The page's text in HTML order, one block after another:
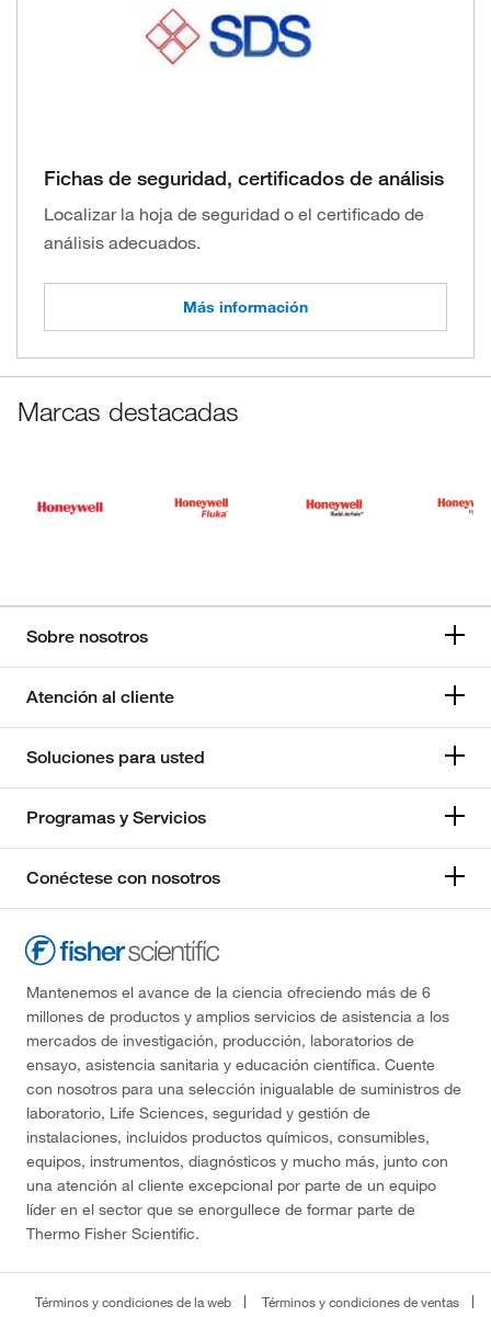
Fichas de seguridad, certificados de análisis
Localizar la hoja de seguridad o el certificado de
análisis adecuados.
Más información
Marcas destacadas
Sobre nosotros
Atención al cliente
Soluciones para usted
Programas y Servicios
Conéctese con nosotros
Mantenemos el avance de la ciencia ofreciendo más de 6
millones de productos y amplios servicios de asistencia a los
mercados de investigación, producción, laboratorios de
ensayo, asistencia sanitaria y educación científica. Cuente
con nosotros para una selección inigualable de suministros de
laboratorio, Life Sciences, seguridad y gestión de
instalaciones, incluidos productos químicos, consumibles,
equipos, instrumentos, diagnósticos y mucho más, junto con
una atención al cliente excepcional por parte de un equipo
líder en el sector que se enorgullece de formar parte de
Thermo Fisher Scientific.
Términos y condiciones de la web
Términos y condiciones de ventas